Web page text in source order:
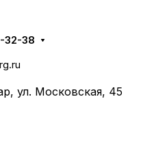
32-38
ул. Московская, 45